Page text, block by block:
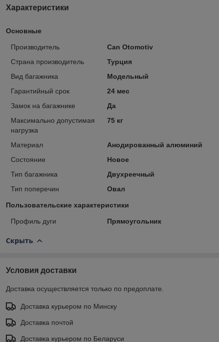
Характеристики
Основные
Производитель
Can Otomotiv
Страна производитель
Турция
Вид багажника
Модельный
Гарантийный срок
24 мес
Замок на багажнике
Да
Максимально допустимая
нагрузка
75 кг
Материал
Анодированный алюминий
Состояние
Новое
Тип багажника
Двухреечный
Тип поперечин
Овал
Пользовательские характеристики
Профиль дуги Прямоугольник
Скрыть
Условия доставки
Доставка осуществляется только по предоплате.
Доставка курьером по Минску
Доставка почтой
Доставка курьером по Беларуси